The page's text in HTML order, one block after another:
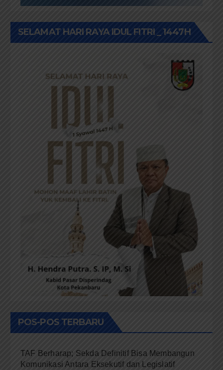
SELAMAT HARI RAYA IDUL FITRI _ 1447H
POS-POS TERBARU
TAF Berharap; Sekda Definitif Bisa Membangun
Komunikasi Antara Eksekutif dan Legislatif